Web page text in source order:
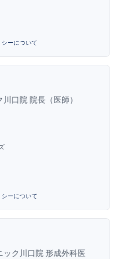
ーについて
口院 院長（医師）
ーについて
ック川口院 形成外科医